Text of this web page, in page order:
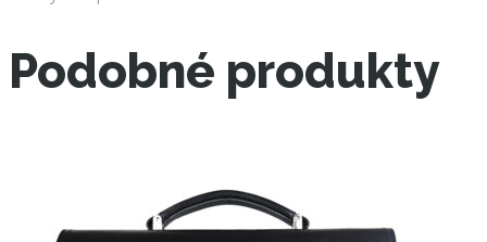
Podobné produkty